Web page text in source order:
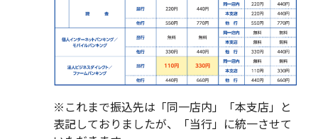
閉じる
※これまで振込先は「同一店内」「本支店」と
表記しておりましたが、「当行」に統一させて